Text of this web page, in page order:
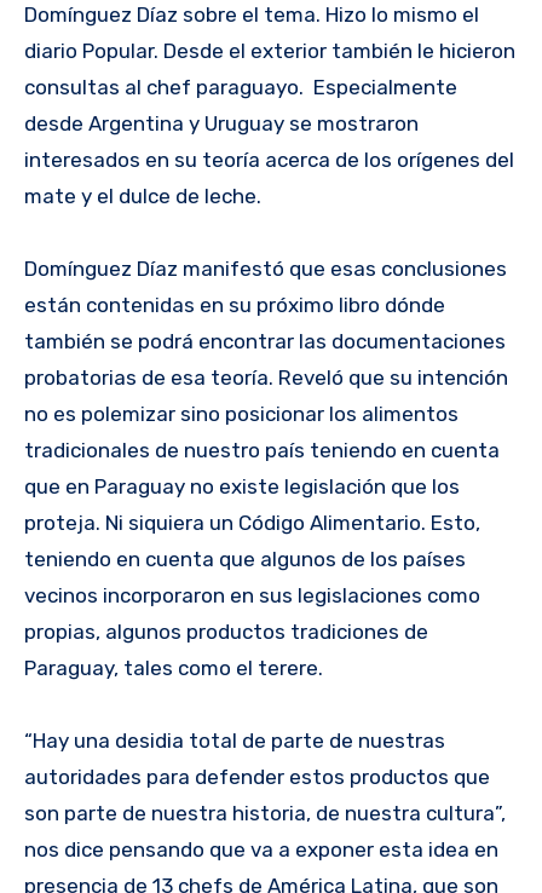
Domínguez Díaz sobre el tema. Hizo lo mismo el
diario Popular. Desde el exterior también le hicieron
consultas al chef paraguayo. Especialmente
desde Argentina y Uruguay se mostraron
interesados en su teoría acerca de los orígenes del
mate y el dulce de leche.
Domínguez Díaz manifestó que esas conclusiones
están contenidas en su próximo libro dónde
también se podrá encontrar las documentaciones
probatorias de esa teoría. Reveló que su intención
no es polemizar sino posicionar los alimentos
tradicionales de nuestro país teniendo en cuenta
que en Paraguay no existe legislación que los
proteja. Ni siquiera un Código Alimentario. Esto,
teniendo en cuenta que algunos de los países
vecinos incorporaron en sus legislaciones como
propias, algunos productos tradiciones de
Paraguay, tales como el terere.
“Hay una desidia total de parte de nuestras
autoridades para defender estos productos que
son parte de nuestra historia, de nuestra cultura”,
nos dice pensando que va a exponer esta idea en
presencia de 13 chefs de América Latina, que son